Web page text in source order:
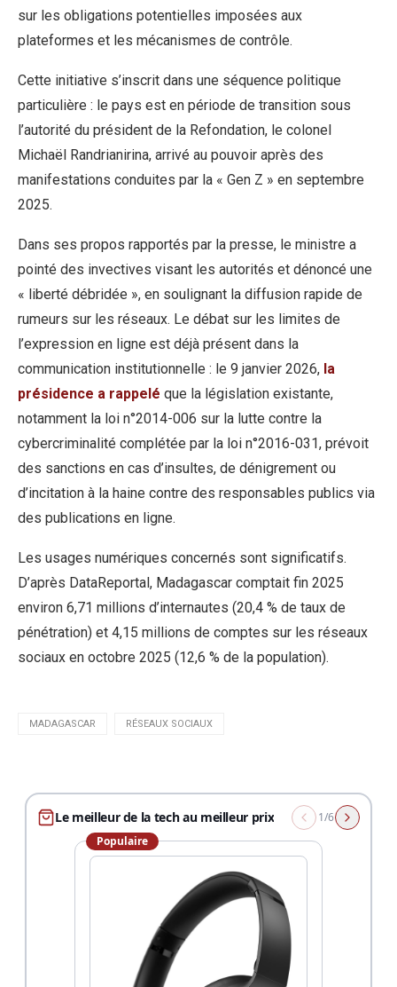
sur les obligations potentielles imposées aux
plateformes et les mécanismes de contrôle.
Cette initiative s’inscrit dans une séquence politique
particulière : le pays est en période de transition sous
l’autorité du président de la Refondation, le colonel
Michaël Randrianirina, arrivé au pouvoir après des
manifestations conduites par la « Gen Z » en septembre
2025.
Dans ses propos rapportés par la presse, le ministre a
pointé des invectives visant les autorités et dénoncé une
« liberté débridée », en soulignant la diffusion rapide de
rumeurs sur les réseaux. Le débat sur les limites de
l’expression en ligne est déjà présent dans la
communication institutionnelle : le 9 janvier 2026, la
présidence a rappelé que la législation existante,
notamment la loi n°2014-006 sur la lutte contre la
cybercriminalité complétée par la loi n°2016-031, prévoit
des sanctions en cas d’insultes, de dénigrement ou
d’incitation à la haine contre des responsables publics via
des publications en ligne.
Les usages numériques concernés sont significatifs.
D’après DataReportal, Madagascar comptait fin 2025
environ 6,71 millions d’internautes (20,4 % de taux de
pénétration) et 4,15 millions de comptes sur les réseaux
sociaux en octobre 2025 (12,6 % de la population).
MADAGASCAR RÉSEAUX SOCIAUX